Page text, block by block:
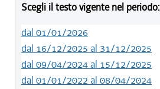
Scegli il testo vigente nel periodo:
dal 01/01/2026
dal 16/12/2025 al 31/12/2025
dal 09/04/2024 al 15/12/2025
dal 01/01/2022 al 08/04/2024